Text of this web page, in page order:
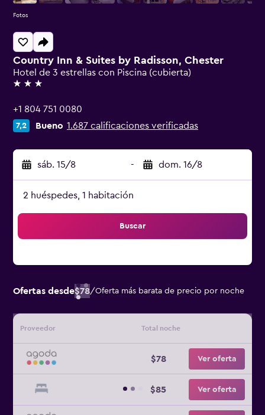
Country Inn & Suites by Radisson, Chester
Hotel de 3 estrellas con Piscina (cubierta)
3 estrellas
+1 804 751 0080
7,2 Bueno 1.687 calificaciones verificadas
sáb. 15/8 - dom. 16/8
2 huéspedes, 1 habitación
Buscar
Ofertas desde$78/Oferta más barata de precio por noche
Proveedor Total noche
$78 Ver oferta
$85 Ver oferta
Fotos